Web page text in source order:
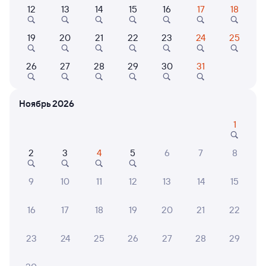
232С 7,1
Ейск
Москва Киевская
10:03 16:15
1 д 6 ч 12 м в пути
Дни следования
Выберите дату
Найдём билет на поезд за вас
Даже если сейчас нет мест
12 13 14 15 16 17 18
19 20 21 22 23 24 25
26 27 28 29 30 31
Ноябрь 2026
1
2 3 4 5 6 7 8
9 10 11 12 13 14 15
16 17 18 19 20 21 22
23 24 25 26 27 28 29